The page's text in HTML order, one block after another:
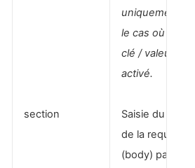
section
uniquement
le cas où le
clé / valeur est
activé.
Saisie du corps
de la requête
(body) par un